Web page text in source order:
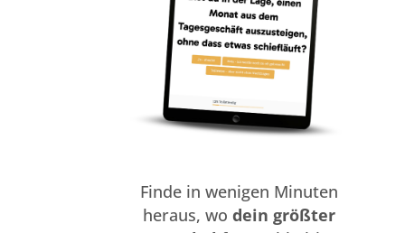
Finde in wenigen Minuten
heraus, wo dein größter